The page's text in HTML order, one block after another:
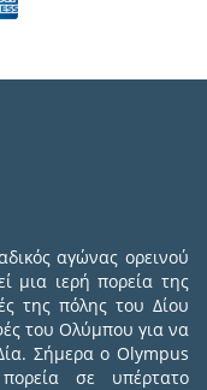
αγώνας ορεινού
μια ιερή πορεία της
της πόλης του Δίου
του Ολύμπου για να
Σήμερα ο Olympus
σε υπέρτατο